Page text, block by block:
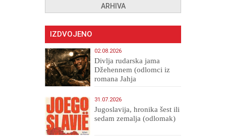
ARHIVA
IZDVOJENO
02.08.2026
Divlja rudarska jama
Džehennem (odlomci iz
romana Jahja
31.07.2026
Jugoslavija, hronika šest ili
sedam zemalja (odlomak)